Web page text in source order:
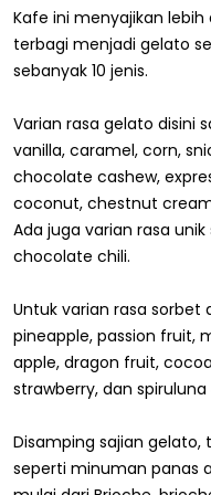
Kafe ini menyajikan
terbagi menjadi gelato
sebanyak 10 jenis.
Varian rasa gelato disini
vanilla, caramel, corn,
chocolate cashew,
coconut, chestnut
Ada juga varian rasa
chocolate chili.
Untuk varian rasa sorbet
pineapple, passion fruit,
apple, dragon fruit,
strawberry, dan spiruluna
Disamping sajian
seperti minuman panas